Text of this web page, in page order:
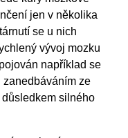
jen v několika
se u nich
vývoj mozku
například se
zanedbáváním ze
silného